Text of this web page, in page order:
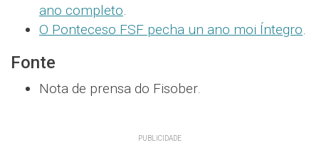
ano completo.
O Ponteceso FSF pecha un ano moi Íntegro.
Fonte
Nota de prensa do Fisober.